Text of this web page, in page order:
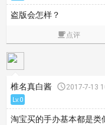
盗版会怎样？
点评
椎名真白酱 2017-7-13
Lv.0
淘宝买的手办基本都是